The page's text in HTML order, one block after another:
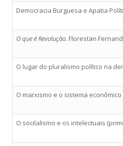
Democracia Burguesa e Apatia
O que é Revolução. Florestan
O lugar do pluralismo político na
O marxismo e o sistema econômico
O socilalismo e os intelectuais